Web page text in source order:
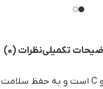
تکمیلینظرات (0)